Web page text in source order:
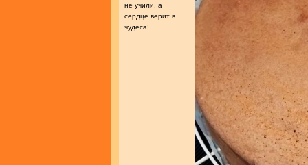
не учили, а
сердце верит в
чудеса!